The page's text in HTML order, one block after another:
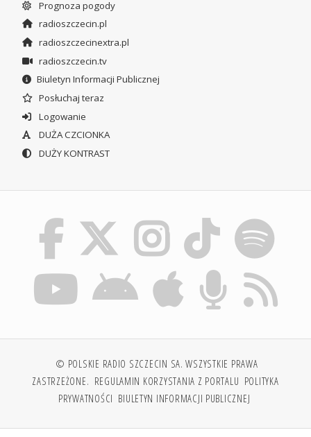
Prognoza pogody
radioszczecin.pl
radioszczecinextra.pl
radioszczecin.tv
Biuletyn Informacji Publicznej
Posłuchaj teraz
Logowanie
DUŻA CZCIONKA
DUŻY KONTRAST
© POLSKIE RADIO SZCZECIN SA. WSZYSTKIE PRAWA
ZASTRZEŻONE. REGULAMIN KORZYSTANIA Z PORTALU POLITYKA
PRYWATNOŚCI BIULETYN INFORMACJI PUBLICZNEJ